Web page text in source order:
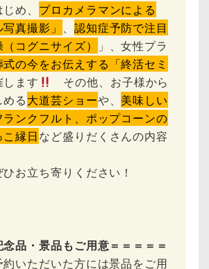
め、 プロカメラマンによる
真撮影」 、 認知症予防で注目
コグニサイズ）
」、女性プラ
式の今をお伝えする「終活セミ
します
その他、お子様から
る大道芸ショーや、 美味しい
ンクフルト、ポップコーンの
縁日など盛りだくさんの内容
お立ち寄りください！
念品・景品もご用意＝＝＝＝＝
いただいた方には景品をご用